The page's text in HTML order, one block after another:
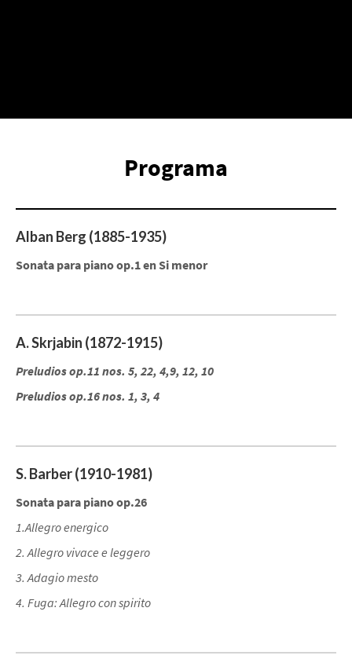
Programa
Alban Berg (1885-1935)
Sonata para piano op.1 en Si menor
A. Skrjabin (1872-1915)
Preludios op.11 nos. 5, 22, 4,9, 12, 10
Preludios op.16 nos. 1, 3, 4
S. Barber (1910-1981)
Sonata para piano op.26
1.Allegro energico
2. Allegro vivace e leggero
3. Adagio mesto
4. Fuga: Allegro con spirito